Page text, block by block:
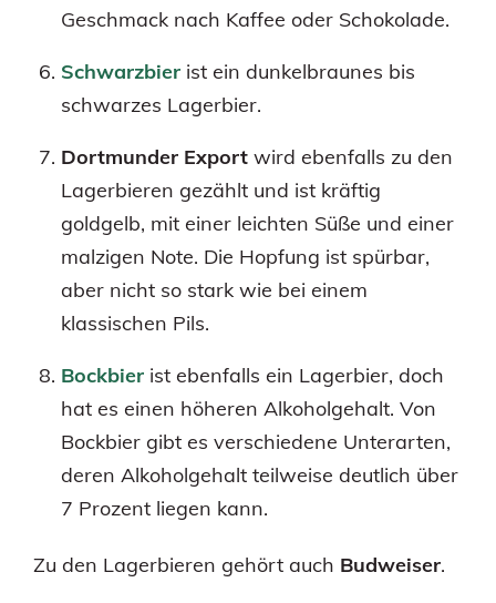
Geschmack nach Kaffee oder Schokolade.
Schwarzbier ist ein dunkelbraunes bis
schwarzes Lagerbier.
Dortmunder Export wird ebenfalls zu den
Lagerbieren gezählt und ist kräftig
goldgelb, mit einer leichten Süße und einer
malzigen Note. Die Hopfung ist spürbar,
aber nicht so stark wie bei einem
klassischen Pils.
Bockbier ist ebenfalls ein Lagerbier, doch
hat es einen höheren Alkoholgehalt. Von
Bockbier gibt es verschiedene Unterarten,
deren Alkoholgehalt teilweise deutlich über
7 Prozent liegen kann.
Zu den Lagerbieren gehört auch Budweiser.